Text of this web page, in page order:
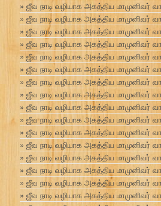
ஜீவ நாடி வழியாக அகத்திய மாமுனிவர்
ஜீவ நாடி வழியாக அகத்திய மாமுனிவர்
ஜீவ நாடி வழியாக அகத்திய மாமுனிவர்
ஜீவ நாடி வழியாக அகத்திய மாமுனிவர்
ஜீவ நாடி வழியாக அகத்திய மாமுனிவர்
ஜீவ நாடி வழியாக அகத்திய மாமுனிவர்
ஜீவ நாடி வழியாக அகத்திய மாமுனிவர்
ஜீவ நாடி வழியாக அகத்திய மாமுனிவர்
ஜீவ நாடி வழியாக அகத்திய மாமுனிவர்
ஜீவ நாடி வழியாக அகத்திய மாமுனிவர்
ஜீவ நாடி வழியாக அகத்திய மாமுனிவர்
ஜீவ நாடி வழியாக அகத்திய மாமுனிவர்
ஜீவ நாடி வழியாக அகத்திய மாமுனிவர்
ஜீவ நாடி வழியாக அகத்திய மாமுனிவர்
ஜீவ நாடி வழியாக அகத்திய மாமுனிவர்
ஜீவ நாடி வழியாக அகத்திய மாமுனிவர்